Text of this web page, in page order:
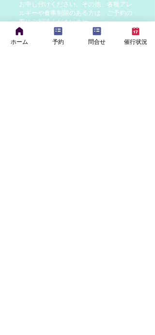
お申し付けください。その他、各種アレ
ルギーや食事制限のある方は、ご予約の
際にご相談くださいませ。
ホーム 予約 問合せ 催行状況